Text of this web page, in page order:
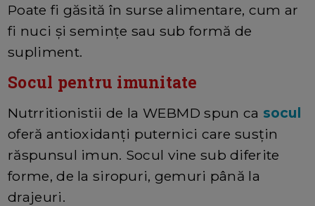
Poate fi găsită în surse alimentare, cum ar
fi nuci și semințe sau sub formă de
supliment.
Socul pentru imunitate
Nutrritionistii de la WEBMD spun ca socul
oferă antioxidanți puternici care susțin
răspunsul imun. Socul vine sub diferite
forme, de la siropuri, gemuri până la
drajeuri.